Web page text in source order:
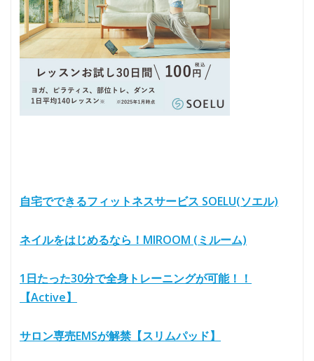
自宅でできるフィットネスサービス SOELU(ソエル)
ネイルをはじめるなら！MIROOM (ミルーム)
1日たった30分で全身トレーニングが可能！！
【Active】
サロン専売EMSが解禁【スリムパッド】